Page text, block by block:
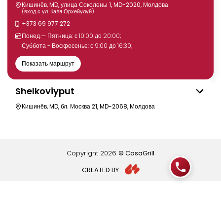
Кишинёв, MD, улица Соколены 1, MD-2020, Молдова
(вход с ул. Каля Орхейулуй)
+373 69 977 272
Понед.— Пятница: с 10:00 до 20:00;
Суббота - Воскресенье: с 9:00 до 16:30;
Показать маршрут
Shelkoviyput
Кишинёв, MD, бл. Москва 21, MD-2068, Молдова
Copyright 2026 © CasaGrill
CREATED BY